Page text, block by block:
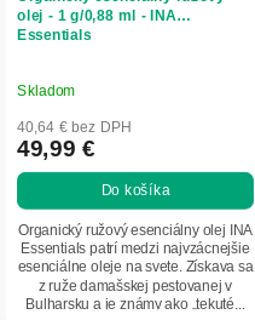
u
k
o
v
olej - 1 g/0,88 ml - INA
Essentials
Skladom
40,64 € bez DPH
49,99 €
Do košíka
Organický ružový esenciálny olej INA
Essentials patrí medzi najvzácnejšie
esenciálne oleje na svete. Získava sa
z ruže damašskej pestovanej v
Bulharsku a je známy ako „tekuté...